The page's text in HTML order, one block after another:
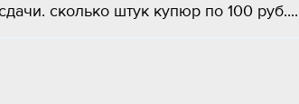
сколько штук купюр по 100 руб....